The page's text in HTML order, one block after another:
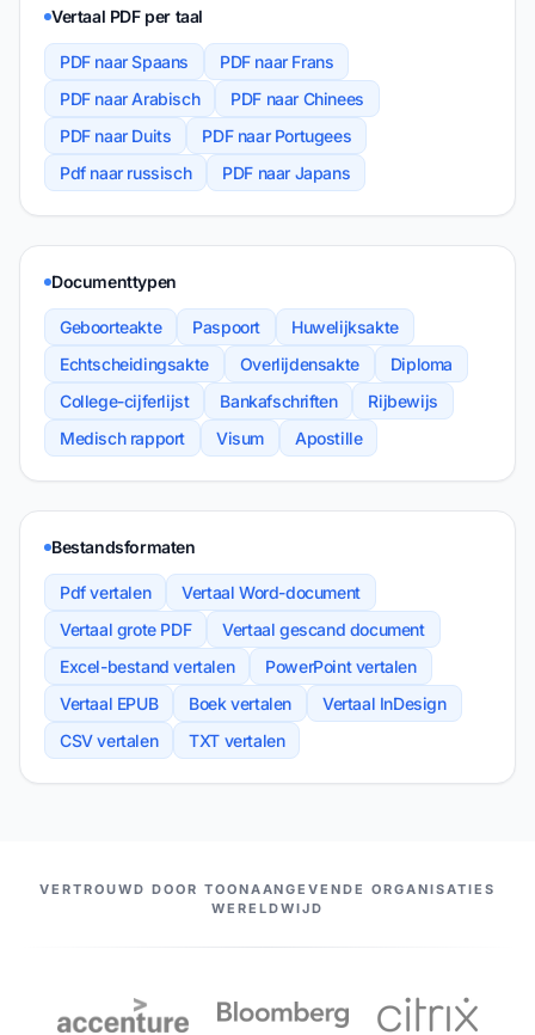
Vertaal PDF per taal
PDF naar Spaans
PDF naar Frans
PDF naar Arabisch
PDF naar Chinees
PDF naar Duits
PDF naar Portugees
Pdf naar russisch
PDF naar Japans
Documenttypen
Geboorteakte Paspoort
Huwelijksakte
Echtscheidingsakte
Overlijdensakte
Diploma
College-cijferlijst
Bankafschriften
Rijbewijs
Medisch rapport
Visum Apostille
Bestandsformaten
Pdf vertalen
Vertaal Word-document
Vertaal grote PDF
Vertaal gescand document
Excel-bestand vertalen
PowerPoint vertalen
Vertaal EPUB
Boek vertalen
Vertaal InDesign
CSV vertalen
TXT vertalen
ONZE PARTNERS
VERTROUWD DOOR TOONAANGEVENDE ORGANISATIES
WERELDWIJD